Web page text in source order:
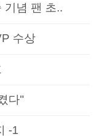
기념 팬 초..
수상
다"
-1